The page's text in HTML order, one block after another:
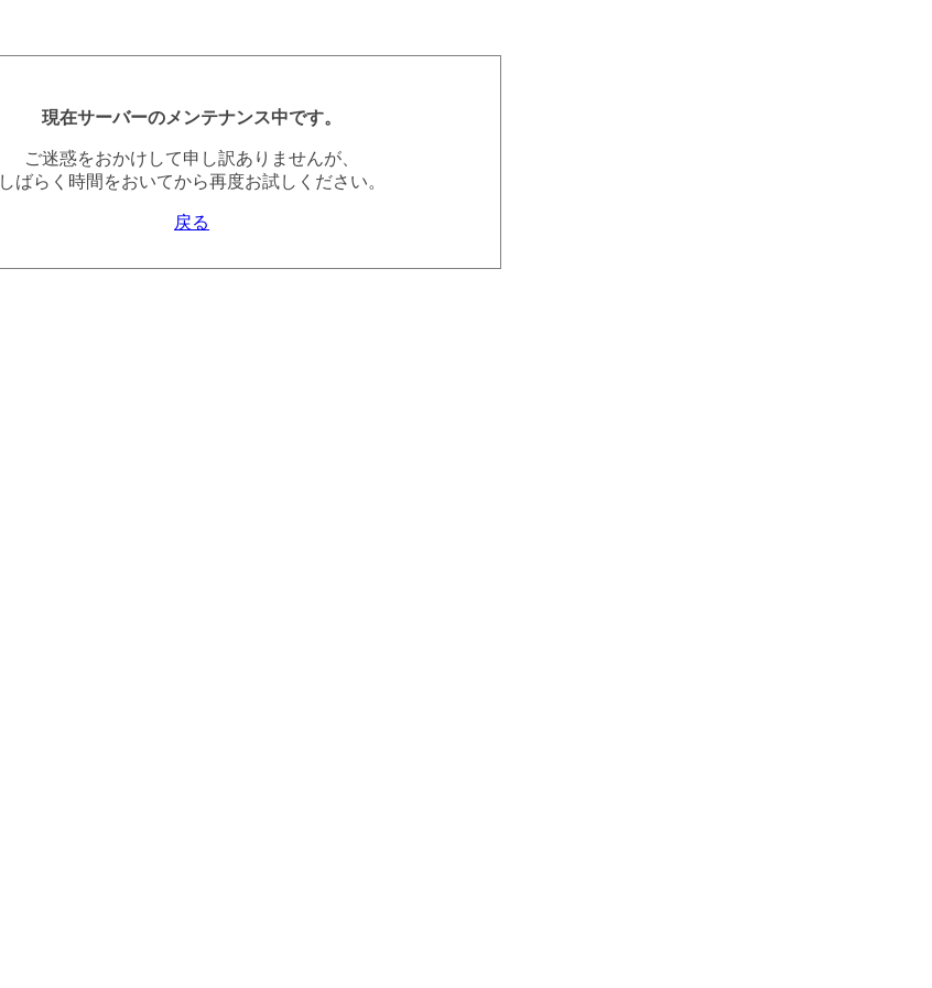
現在サーバーのメンテナンス中です。
ご迷惑をおかけして申し訳ありませんが、
しばらく時間をおいてから再度お試しください。
戻る